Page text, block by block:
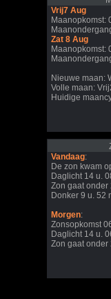
Vrij7 Aug
Maanopkomst:
Zat 8 Aug
Maanopkomst:
Nieuwe maan:
Volle maan:
Huidige
Vandaag:
De zon kwam
Daglicht 14 u.
Zon gaat onder
Donker 9 u. 52
Morgen:
Zonsopkomst
Daglicht 14 u.
Zon gaat onder